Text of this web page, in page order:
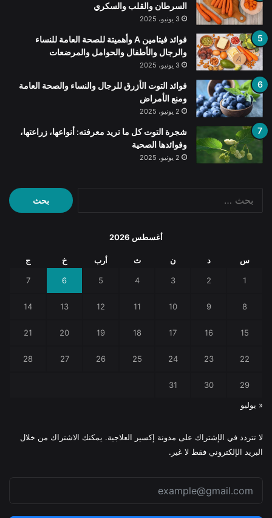
السرطان والقلب والسكري
3 يونيو، 2025
فوائد فيتامين A وأهميتة للصحة العامة للنساء
والرجال والأطفال والحوامل والمرضعات
3 يونيو، 2025
فوائد التوت الأزرق للرجال والنساء والصحة العامة
ومنع الأمراض
2 يونيو، 2025
شجرة التوت كل ما تريد معرفته: أنواعها، زراعتها،
وفوائدها الصحية
2 يونيو، 2025
البحث
عن:
أغسطس 2026
س د ن ث أرب خ ج
1
2
3
4
5
6
7
8
9
10
11
12
13
14
15
16
17
18
19
20
21
22
23
24
25
26
27
28
29
30
31
« يوليو
لا تتردد في الإشتراك على مدونة إكسير العلاجية. يمكنك الاشتراك من خلال
البريد الإلكتروني فقط لا غير.